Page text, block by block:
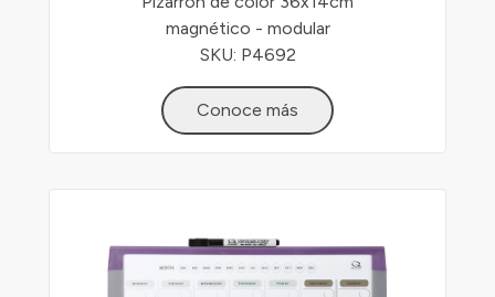
magnético - modular
SKU: P4692
Conoce más